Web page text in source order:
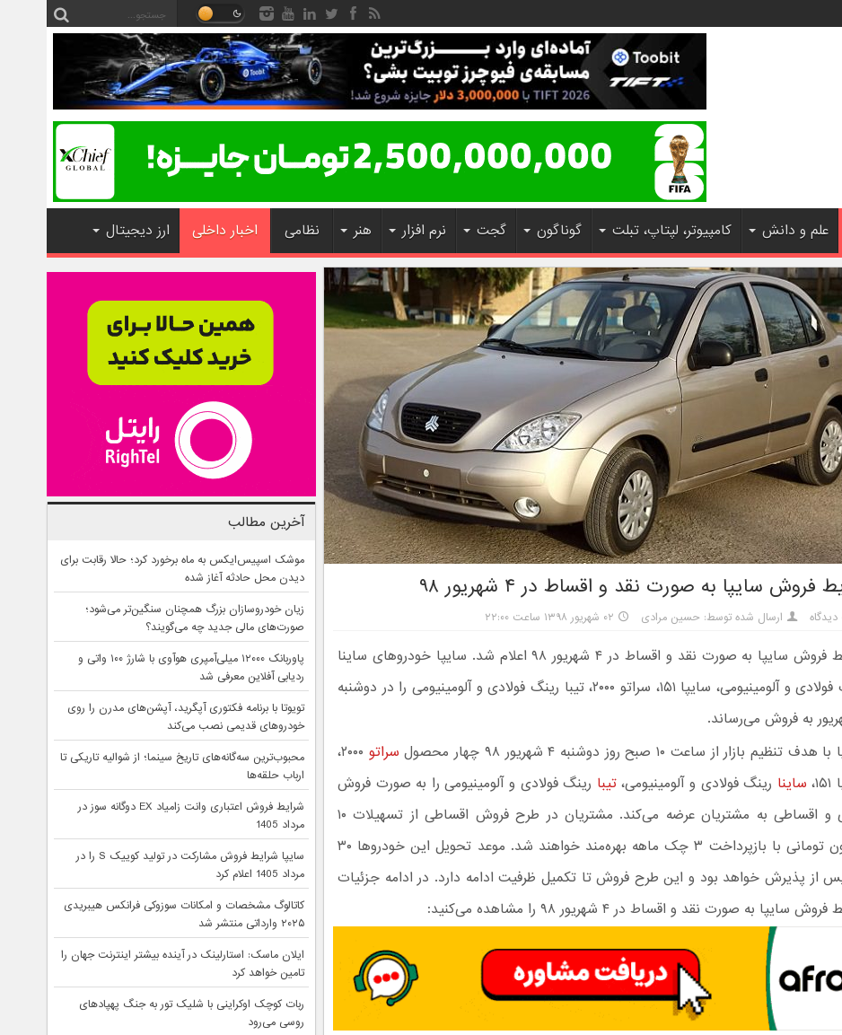
علم و دانش کامپیوتر، لپتاپ، تبلت گوناگون گجت نرم افزار هنر نظامی اخبار داخلی ارز دیجیتال
فروش سایپا به صورت نقد و اقساط در ۴ شهریور ۹۸
ارسال شده توسط: حسین مرادی ۰۲ شهریور ۱۳۹۸ ساعت ۲۲:۰۰
شرایط فروش سایپا به صورت نقد و اقساط در ۴ شهریور ۹۸ اعلام شد. سایپا خودروهای ساینا
رینگ فولادی و آلومینیومی، سایپا ۱۵۱، سراتو ۲۰۰۰، تیبا رینگ فولادی و آلومینیومی را در دوشنبه
تنظیم بازار از ساعت ۱۰ صبح روز دوشنبه ۴ شهریور ۹۸ چهار محصول
سراتو
۲۰۰۰،
ساینا رینگ فولادی و آلومینیومی،تیبا رینگ فولادی و آلومینیومی را به صورت فروش
نقدی و اقساطی به مشتریان عرضه می‌کند. مشتریان در طرح فروش اقساطی از تسهیلات ۱۰
میلیون تومانی با بازپرداخت ۳ چک ماهه بهره‌مند خواهند شد. موعد تحویل این خودروها ۳۰
از پذیرش خواهد بود و این طرح فروش تا تکمیل ظرفیت ادامه دارد. در ادامه جزئیات
سایپا به صورت نقد و اقساط در ۴ شهریور ۹۸ را مشاهده می‌کنید:
آخرین مطالب
موشک اسپیس‌ایکس به ماه برخورد کرد؛ حالا رقابت برای
دیدن محل حادثه آغاز شده
زیان خودروسازان بزرگ همچنان سنگین‌تر می‌شود؛
صورت‌های مالی جدید چه می‌گویند؟
پاوربانک ۱۲۰۰۰ میلی‌آمپری هوآوی با شارژ ۱۰۰ واتی و
ردیابی آفلاین معرفی شد
تویوتا با برنامه فکتوری آپگرید، آپشن‌های مدرن را روی
خودروهای قدیمی نصب می‌کند
محبوب‌ترین سه‌گانه‌های تاریخ سینما؛ از شوالیه تاریکی تا
ارباب حلقه‌ها
شرایط فروش اعتباری وانت زامیاد EX دوگانه سوز در
مرداد 1405
سایپا شرایط فروش مشارکت در تولید کوییک S را در
مرداد 1405 اعلام کرد
کاتالوگ مشخصات و امکانات سوزوکی فرانکس هیبریدی
۲۰۲۵ وارداتی منتشر شد
ایلان ماسک: استارلینک در آینده بیشتر اینترنت جهان را
تامین خواهد کرد
ربات کوچک اوکراینی با شلیک تور به جنگ پهپادهای
روسی می‌رود